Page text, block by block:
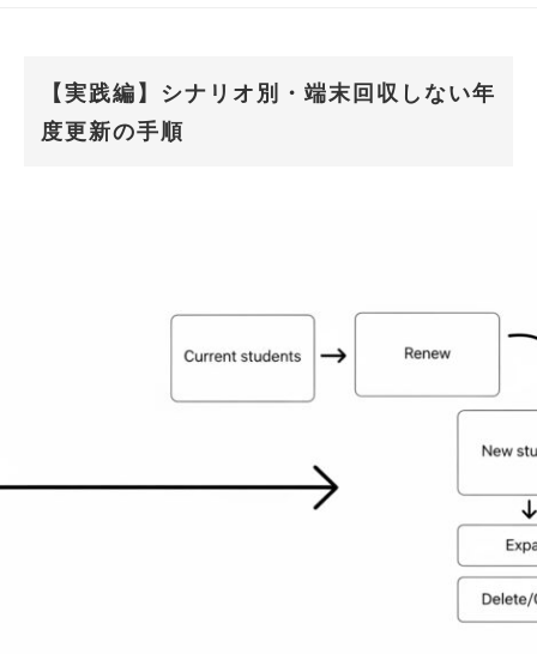
【実践編】シナリオ別・端末回収しない年
度更新の手順